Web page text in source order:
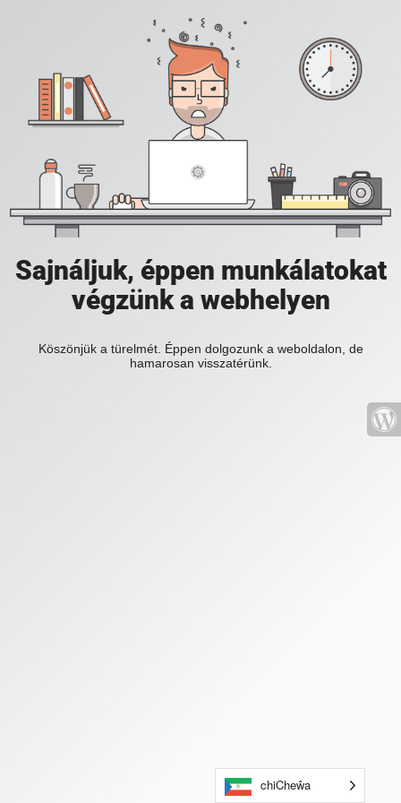
Sajnáljuk, éppen munkálatokat
végzünk a webhelyen
Köszönjük a türelmét. Éppen dolgozunk a weboldalon, de
hamarosan visszatérünk.
chiCheŵa